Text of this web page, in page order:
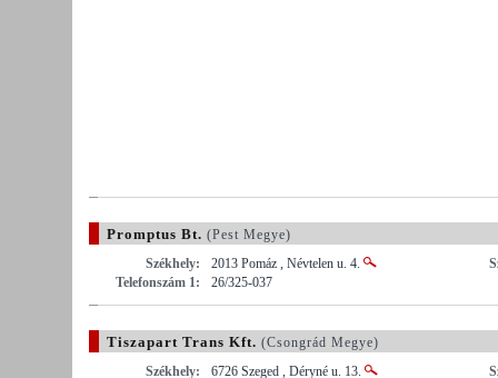
Promptus Bt. (Pest Megye)
Székhely:
2013 Pomáz , Névtelen u. 4.
Telefonszám 1:
26/325-037
Tiszapart Trans Kft. (Csongrád Megye)
Székhely:
6726 Szeged , Déryné u. 13.